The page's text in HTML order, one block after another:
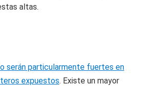
altas.
serán particularmente fuertes en
expuestos. Existe un mayor